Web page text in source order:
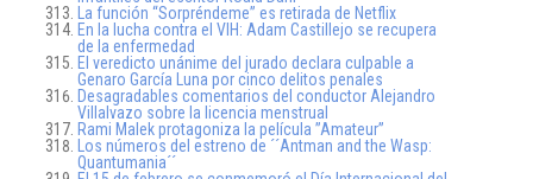
La función “Sorpréndeme” es retirada de Netflix
En la lucha contra el VIH: Adam Castillejo se recupera
de la enfermedad
El veredicto unánime del jurado declara culpable a
Genaro García Luna por cinco delitos penales
Desagradables comentarios del conductor Alejandro
Villalvazo sobre la licencia menstrual
Rami Malek protagoniza la película ”Amateur”
Los números del estreno de ´´Antman and the Wasp:
Quantumania´´